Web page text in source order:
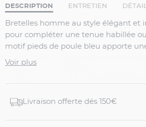
DESCRIPTION ENTRETIEN
Bretelles homme au style élégant et
pour compléter une tenue habillée
motif pieds de poule bleu apporte
raffinée, tandis que leur longueur
Détails produit :
Voir plus
Livraison offerte dés 150€